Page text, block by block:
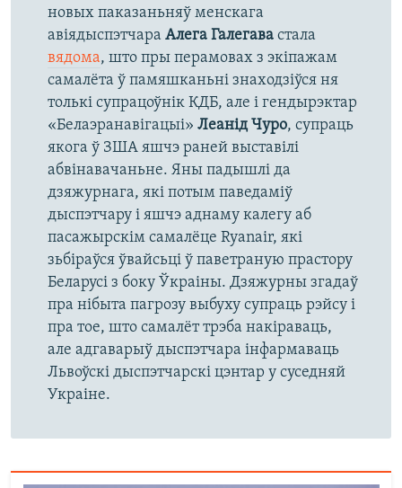
новых паказаньняў менскага
авіядыспэтчара Алега Галегавастала
вядома, што пры перамовах з экіпажам
самалёта ў памяшканьні знаходзіўся ня
толькі супрацоўнік КДБ, але і гендырэктар
«Белаэранавігацыі» Леанід Чуро, супраць
якога ў ЗША яшчэ раней выставілі
абвінавачаньне. Яны падышлі да
дзяжурнага, які потым паведаміў
дыспэтчару і яшчэ аднаму калегу аб
пасажырскім самалёце Ryanair, які
зьбіраўся ўвайсьці ў паветраную прастору
Беларусі з боку Ўкраіны. Дзяжурны згадаў
пра нібыта пагрозу выбуху супраць рэйсу і
пра тое, што самалёт трэба накіраваць,
але адгаварыў дыспэтчара інфармаваць
Львоўскі дыспэтчарскі цэнтар у суседняй
Украіне.